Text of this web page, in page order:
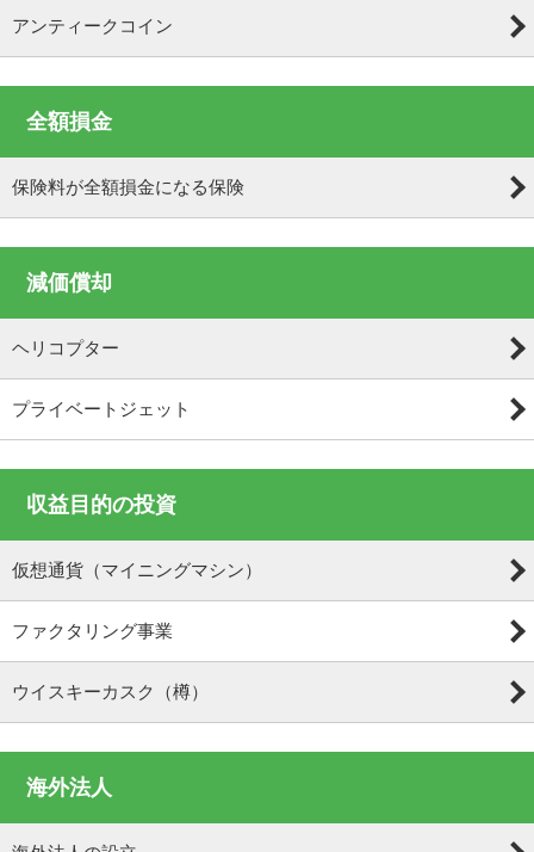
アンティークコイン
全額損金
保険料が全額損金になる保険
減価償却
ヘリコプター
プライベートジェット
収益目的の投資
仮想通貨（マイニングマシン）
ファクタリング事業
ウイスキーカスク（樽）
海外法人